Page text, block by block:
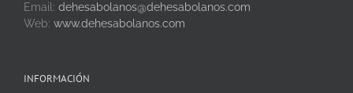
Email: dehesabolanos@dehesabolanos.com
Web: www.dehesabolanos.com
INFORMACIÓN